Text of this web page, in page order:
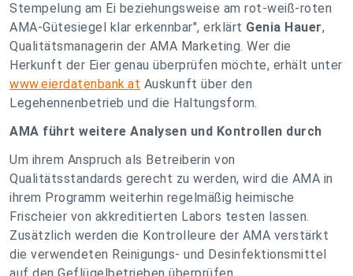
Stempelung am Ei beziehungsweise am rot-weiß-roten
AMA-Gütesiegel klar erkennbar", erklärt Genia Hauer,
Qualitätsmanagerin der AMA Marketing. Wer die
Herkunft der Eier genau überprüfen möchte, erhält unter
www.eierdatenbank.at Auskunft über den
Legehennenbetrieb und die Haltungsform.
AMA führt weitere Analysen und Kontrollen durch
Um ihrem Anspruch als Betreiberin von
Qualitätsstandards gerecht zu werden, wird die AMA in
ihrem Programm weiterhin regelmäßig heimische
Frischeier von akkreditierten Labors testen lassen.
Zusätzlich werden die Kontrolleure der AMA verstärkt
die verwendeten Reinigungs- und Desinfektionsmittel